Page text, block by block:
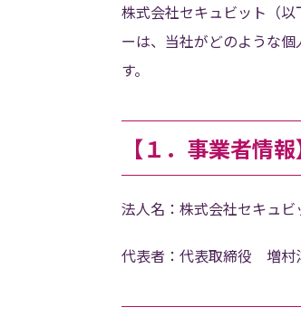
株式会社セキュビット（
ーは、当社がどのような
す。
【１．事業者情報
法人名：株式会社セキュビ
代表者：代表取締役 増村